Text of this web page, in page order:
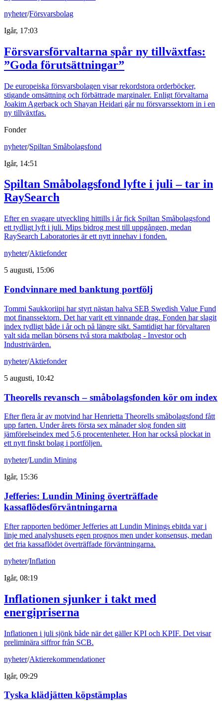
nyheter/Försvarsbolag
Igår, 17:03
Försvarsförvaltarna spår ny tillväxtfas:
”Goda förutsättningar”
De europeiska försvarsbolagen visar rekordstora orderböcker,
stigande omsättning och förbättrade marginaler. Enligt förvaltarna
Joakim Agerback och Shayan Heidari går nu försvarssektorn in i en
ny tillväxtfas.
Fonder
nyheter/Spiltan Småbolagsfond
Igår, 14:51
Spiltan Småbolagsfond lyfte i juli – tar in
RaySearch
Efter en svagare utveckling hittills i år fick Spiltan Småbolagsfond
ett tydligt lyft i juli. Mips bidrog mest till uppgången, medan
RaySearch Laboratories är ett nytt innehav i fonden.
nyheter/Aktiefonder
5 augusti, 15:06
Fondvinnare med banktung portfölj
Tommi Saukkoriipi har styrt nästan halva SEB Swedish Value Fund
mot finanssektorn. Det har varit ett vinnande drag. Fonden har slagit
index tydligt både i år och på längre sikt. Samtidigt har förvaltaren
valt sida mellan börsens två stora maktbolag - Investor och
Industrivärden.
nyheter/Aktiefonder
5 augusti, 10:42
Theorells revansch – småbolagsfonden kör om index
Efter flera år av motvind har Henrietta Theorells småbolagsfond fått
upp farten. Under årets första sex månader slog fonden sitt
jämförelseindex med 5,6 procentenheter. Hon har också plockat in
ett nytt finskt bolag i portföljen.
nyheter/Lundin Mining
Igår, 15:36
Jefferies: Lundin Mining överträffade
kassaflödesförväntningarna
Efter rapporten bedömer Jefferies att Lundin Minings ebitda var i
linje med analyshusets egen prognos men under konsensus, medan
det fria kassaflödet överträffade förväntningarna.
nyheter/Inflation
Igår, 08:19
Inflationen sjunker i takt med
energipriserna
Inflationen i juli sjönk både när det gäller KPI och KPIF. Det visar
preliminära siffror från SCB.
nyheter/Aktierekommendationer
Igår, 09:29
Tyska klädjätten köpstämplas